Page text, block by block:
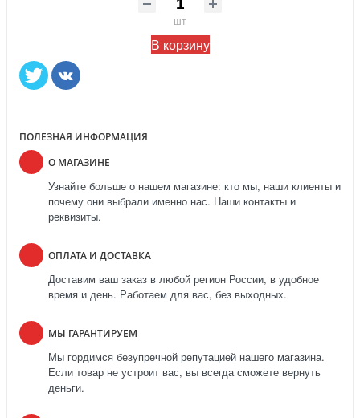
шт
В корзину
ПОЛЕЗНАЯ ИНФОРМАЦИЯ
О МАГАЗИНЕ
Узнайте больше о нашем магазине: кто мы, наши клиенты и
почему они выбрали именно нас. Наши контакты и
реквизиты.
ОПЛАТА И ДОСТАВКА
Доставим ваш заказ в любой регион России, в удобное
время и день. Работаем для вас, без выходных.
МЫ ГАРАНТИРУЕМ
Мы гордимся безупречной репутацией нашего магазина.
Если товар не устроит вас, вы всегда сможете вернуть
деньги.